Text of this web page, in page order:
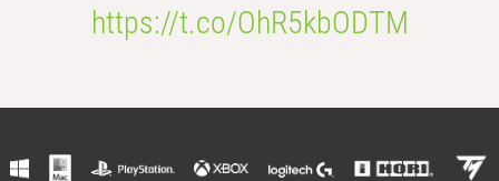
https://t.co/OhR5kbODTM